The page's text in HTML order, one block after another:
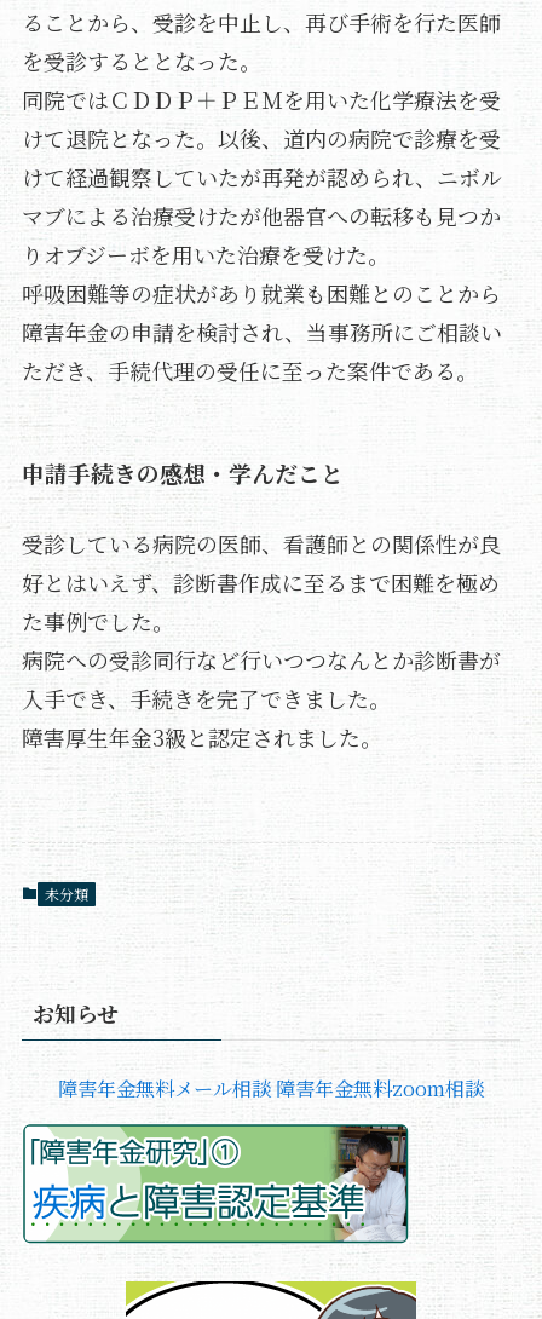
ることから、受診を中止し、再び手術を行た医師
を受診するととなった。
同院ではＣＤＤＰ＋ＰＥＭを用いた化学療法を受
けて退院となった。以後、道内の病院で診療を受
けて経過観察していたが再発が認められ、ニボル
マブによる治療受けたが他器官への転移も見つか
りオブジーボを用いた治療を受けた。
呼吸困難等の症状があり就業も困難とのことから
障害年金の申請を検討され、当事務所にご相談い
ただき、手続代理の受任に至った案件である。
申請手続きの感想・学んだこと
受診している病院の医師、看護師との関係性が良
好とはいえず、診断書作成に至るまで困難を極め
た事例でした。
病院への受診同行など行いつつなんとか診断書が
入手でき、手続きを完了できました。
障害厚生年金3級と認定されました。
未分類
お知らせ
障害年金無料メール相談 障害年金無料zoom相談